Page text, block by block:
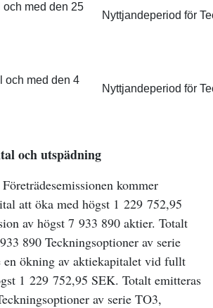
med den 25
Nyttjandeperiod för
och med den 4
Nyttjandeperiod för
och utspädning
kommer
att öka med högst 1 229 752,95
av högst 7 933 890 aktier. Totalt
933 890 Teckningsoptioner av serie
en ökning av aktiekapitalet vid fullt
1 229 752,95 SEK. Totalt emitteras
av serie TO3,